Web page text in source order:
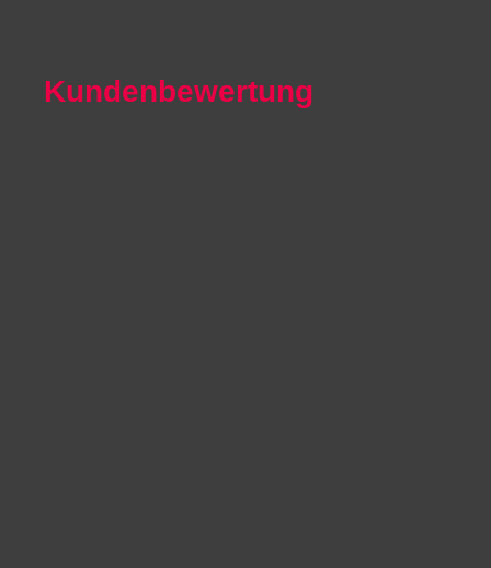
Kundenbewertung